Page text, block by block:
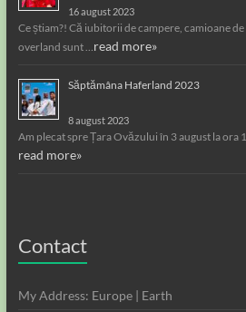
16 august 2023
Ce știam?! Că iubitorii de campere, camioane
overland sunt …read more»
Săptămâna Haferland 2023
8 august 2023
Am plecat spre Țara Ovăzului în 3 august la ora
read more»
Contact
My Address: Europe | Earth